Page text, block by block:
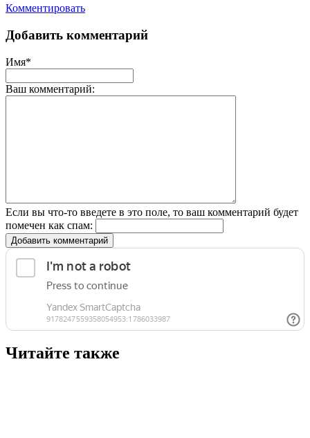
Комментировать
Добавить комментарий
Имя*
Ваш комментарий:
Если вы что-то введете в это поле, то ваш комментарий будет
помечен как спам:
Добавить комментарий
Читайте также